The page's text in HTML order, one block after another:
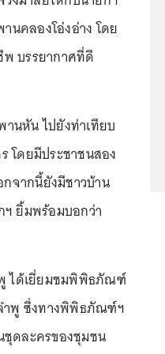
นคลองโอ่งอ่าง โดย
บรรยากาศที่ดี
านหัน ไปยังท่าเทียบ
โดยมีประชาชนสอง
จากนี้ยังมีชาวบ้าน
ฯ ยิ้มพร้อมบอกว่า
ได้เยี่ยมชมพิพิธภัณฑ์
ำพู ซึ่งทางพิพิธภัณฑ์ฯ
ดละครของชุมชน